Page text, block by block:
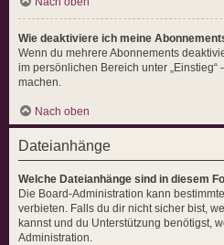
Wie deaktiviere ich meine
Wenn du mehrere Abonnements
im persönlichen Bereich unter „Einstieg“
machen.
Nach oben
Dateianhänge
Welche Dateianhänge sind in diesem
Die Board-Administration kann
verbieten. Falls du dir nicht sicher bist,
kannst und du Unterstützung benötigst,
Administration.